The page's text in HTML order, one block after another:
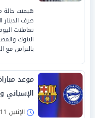
هيمنت حالة
صرف
البنوك
بالتزامن مع
موعد
الإسباني
الإثنين 11/مايو/2026 - 07:34 م